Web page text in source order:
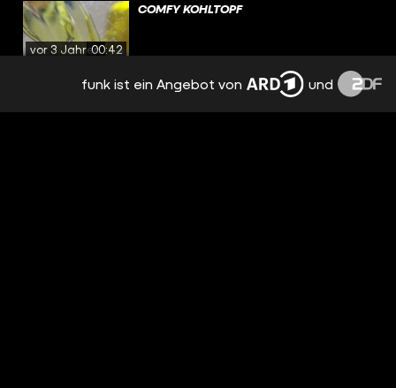
vor 3 Jahren00:42
COMFY KOHLTOPF
WARUM IST CONTAINERN ILLEGAL?
funk ist ein Angebot von und